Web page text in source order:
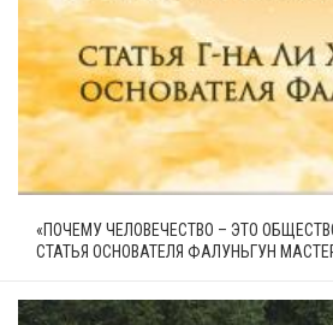
«ПОЧЕМУ ЧЕЛОВЕЧЕСТВО – ЭТО
СТАТЬЯ ОСНОВАТЕЛЯ ФАЛУНЬГУН